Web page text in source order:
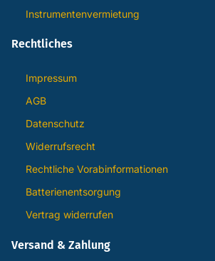
Instrumentenvermietung
Rechtliches
Impressum
AGB
Datenschutz
Widerrufsrecht
Rechtliche Vorabinformationen
Batterienentsorgung
Vertrag widerrufen
Versand & Zahlung